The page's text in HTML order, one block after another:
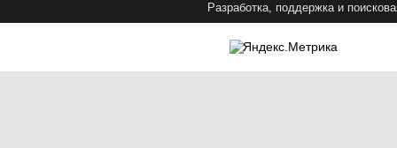
Разработка, поддержка и